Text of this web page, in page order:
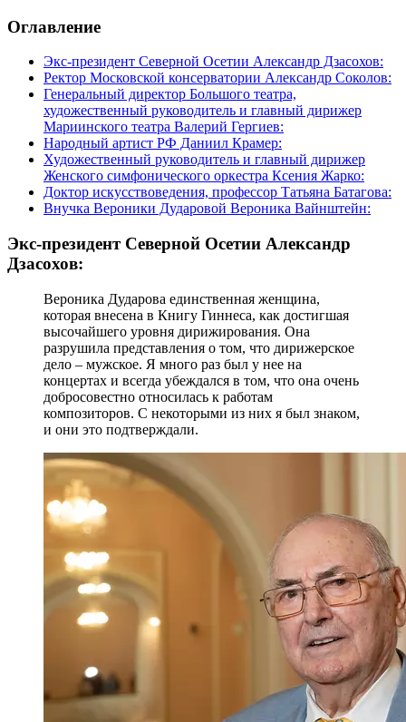
Оглавление
Экс-президент Северной Осетии Александр Дзасохов:
Ректор Московской консерватории Александр Соколов:
Генеральный директор Большого театра,
художественный руководитель и главный дирижер
Мариинского театра Валерий Гергиев:
Народный артист РФ Даниил Крамер:
Художественный руководитель и главный дирижер
Женского симфонического оркестра Ксения Жарко:
Доктор искусствоведения, профессор Татьяна Батагова:
Внучка Вероники Дударовой Вероника Вайнштейн:
Экс-президент Северной Осетии Александр
Дзасохов:
Вероника Дударова единственная женщина,
которая внесена в Книгу Гиннеса, как достигшая
высочайшего уровня дирижирования. Она
разрушила представления о том, что дирижерское
дело – мужское. Я много раз был у нее на
концертах и всегда убеждался в том, что она очень
добросовестно относилась к работам
композиторов. С некоторыми из них я был знаком,
и они это подтверждали.